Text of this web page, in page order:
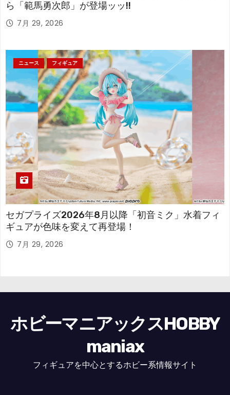
ら「範馬勇次郎」が登場ッッ!!
7月 29, 2026
ニュース フィギュア
セガプライズ2026年8月以降「初音ミク」水着フィ
ギュアが色味を変えて再登場！
7月 29, 2026
ホビーマニアックスHOBBY
maniax
フィギュアを中心とするホビー系情報サイト